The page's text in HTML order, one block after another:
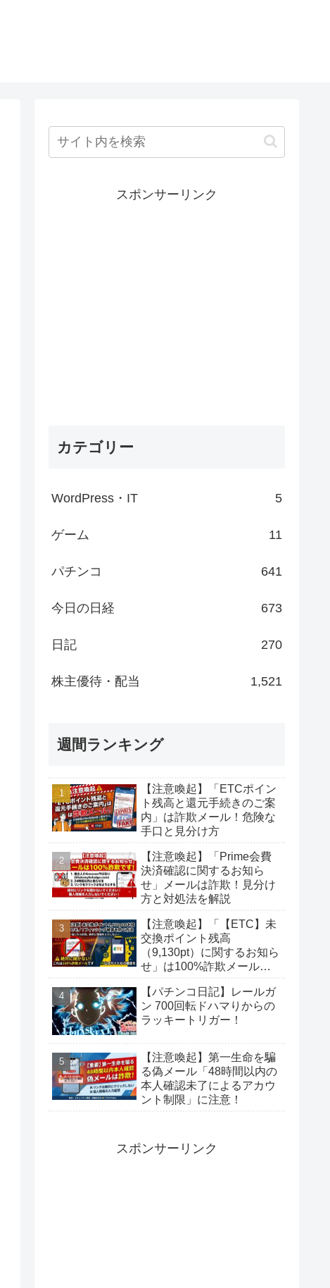
スポンサーリンク
カテゴリー
WordPress・IT 5
ゲーム 11
パチンコ 641
今日の日経 673
日記 270
株主優待・配当 1,521
週間ランキング
【注意喚起】「ETCポイン
ト残高と還元手続きのご案
内」は詐欺メール！危険な
手口と見分け方
【注意喚起】「Prime会費
決済確認に関するお知ら
せ」メールは詐欺！見分け
方と対処法を解説
【注意喚起】「【ETC】未
交換ポイント残高
（9,130pt）に関するお知ら
せ」は100%詐欺メール！
【パチンコ日記】レールガ
ン 700回転ドハマりからの
ラッキートリガー！
【注意喚起】第一生命を騙
る偽メール「48時間以内の
本人確認未了によるアカウ
ント制限」に注意！
スポンサーリンク